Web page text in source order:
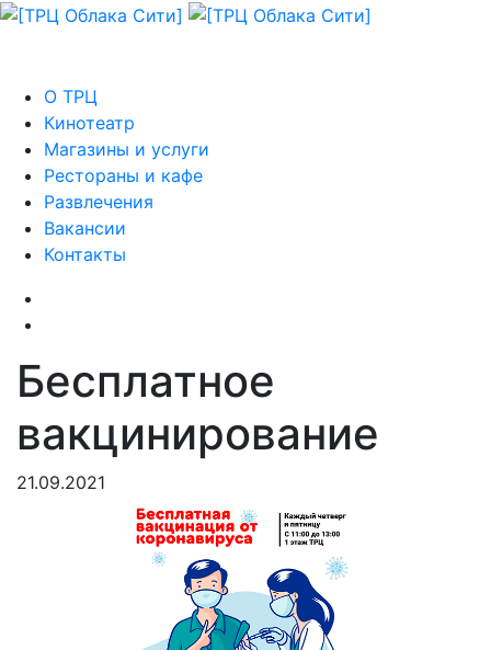
О ТРЦ
Кинотеатр
Магазины и услуги
Рестораны и кафе
Развлечения
Вакансии
Контакты
Бесплатное
вакцинирование
21.09.2021